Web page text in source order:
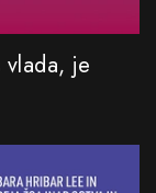
vlada, je